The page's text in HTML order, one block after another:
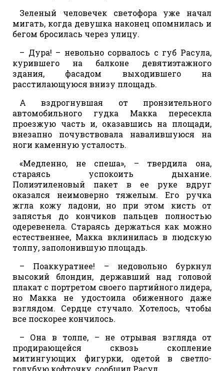
Зеленый человечек светофора уже начал
мигать, когда девушка наконец опомнилась и
бегом бросилась через улицу.
– Дура! – невольно сорвалось с губ Расула,
курившего на балконе девятиэтажного
здания, фасадом выходившего на
расстилающуюся внизу площадь.
А вздрогнувшая от пронзительного
автомобильного гудка Макка пересекла
проезжую часть и, оказавшись на площади,
внезапно почувствовала навалившуюся на
ноги каменную усталость.
«Медленно, не спеша», – твердила она,
стараясь успокоить дыхание.
Полиэтиленовый пакет в ее руке вдруг
оказался неимоверно тяжелым. Его ручка
жгла кожу ладони, но при этом кисть от
запястья до кончиков пальцев полностью
одеревенела. Стараясь держаться как можно
естественнее, Макка вклинилась в людскую
толпу, заполонившую площадь.
– Поаккуратнее! – недовольно буркнул
высокий блондин, державший над головой
плакат с портретом своего партийного лидера,
но Макка не удостоила обиженного даже
взглядом. Сердце стучало. Хотелось, чтобы
все поскорее кончилось.
– Она в толпе, – не отрывая взгляда от
продирающейся сквозь скопление
митингующих фигурки, одетой в светло-
голубую кофточку, сообщил Расул.